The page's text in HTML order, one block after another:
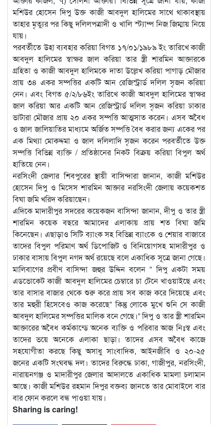
মশিউর হোসেন দিপু উক্ত কাজী আবদুল হালিমের সাথে থাকাবস্থায়
তাহার মৃত্যুর পর কিছু দলিলপত্রাদী ও খালি স্ট্যাম্প নিজ জিম্মায় নিয়ে
যায়।
পরবর্তীতে উহা ব্যবহার করিয়া বিগত ১৭/০১/১৯৮৯ ইং তারিখে কাজী
আবদুল হালিমের স্বাক্ষর জাল করিয়া তার স্ত্রী শারমিন আক্তারকে
গ্রহিতা ও কাজী আবদুল হালিমকে দাতা উল্লেখ করিয়া পাগাড় মৌজার
প্রায় ৩৪ একর সম্পত্তির একটি আন রেজিস্ট্রার্ড দলিল সৃজন করিয়া
নেন। এবং বিগত ৫/২/৮৬ইং তারিখে কাজী আবদুল হালিমের স্বাক্ষর
জাল করিয়া আর একটি আন রেজিস্ট্রার্ড দলিল সৃজন করিয়া ঢাকার
ভাটারা মৌজার প্রায় ২০ একর সম্পত্তি আত্মসাত করেন। এসব অবৈধ
ও জাল জালিয়াতির মাধ্যমে অর্জিত সম্পত্তি বৈধ করার জন্য একের পর
এক মিথ্যা মোকদ্দমা ও জাল দলিলাদি সৃজন করেন পরবর্তীতে উক্ত
সম্পত্তি বিভিন্ন ব্যক্তি / প্রতিষ্ঠানের নিকট বিক্রয় করিয়া বিপুল অর্থ
হাতিয়ে নেন।
নরসিংদী জেলার শিবপুরের স্থায়ী বাসিন্দারা জানান, কাজী মশিউর
হোসেন দিপু ও মিসেস শারমিন আক্তার নরসিংদী জেলায় কয়েকশত
বিঘা জমি খরিদ করিয়াছেন।
এদিকে মাদারীপুর সদরের কয়েকজন বাসিন্দা জানান, দীপু ও তার স্ত্রী
শারমিন কয়েক বছরে আমাদের এলাকায় প্রায় শত বিঘা জমি
কিনেছেন। এছাড়াও সিটি ব্যাংক সহ বিভিন্ন ব্যাংকে ও শেয়ার বাজারে
তাদের বিপুল পরিমাণ অর্থ ডিপোজিট ও বিনিয়োগসহ মাদারীপুর ও
ঢাকার বাসায় বিপুল নগদ অর্থ রয়েছে বলে একাধিক সূত্রে জানা গেছে।
মালিবাগের প্রবীণ বাসিন্দা জহুর উদ্দিন বলেন ” দিপু একটা সময়
এডভোকেট কাজী আবদুল হালিমের চেম্বারে চা টেনে খাওয়াইছে এবং
তার বাসার বাজার থেকে শুরু করে প্রায় সব কাজ করে দিয়েছে এবং
তার মহুরী হিসেবেও কাজ করেছে” কিন্তু লোকে মুখে শুনি সে কাজী
আবদুল হালিমের সম্পত্তির মালিক বনে গেছে।” দিপু ও তার স্ত্রী শারমিন
আক্তারের অবৈধ কর্মকান্ডে অনেক ব্যক্তি ও পরিবার আজ নিঃস্ব এবং
তাদের ভয়ে অনেকে এলাকা ছাড়া। তাদের এসব অবৈধ কাজে
সহযোগীতা করছে কিছু অসাধু সাংবাদিক, আইনজীবি ও ২০-২৫
জনের একটি সংঘবদ্ধ দল। তাদের বিরুদ্ধে ঢাকা, গাজীপুর, নরসিংদী,
নারায়নগঞ্জ ও মাদারীপুর জেলার আদালতে একাধিক মামলা চলামান
আছে। কাজী মশিউর রহমান দিপুর বক্তব্য জানতে তার মোবাইলে বার
বার ফোন করলে বন্ধ পাওয়া যায়।
Sharing is caring!